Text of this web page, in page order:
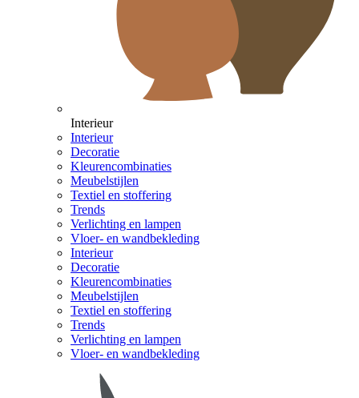
Interieur
Interieur
Decoratie
Kleurencombinaties
Meubelstijlen
Textiel en stoffering
Trends
Verlichting en lampen
Vloer- en wandbekleding
Interieur
Decoratie
Kleurencombinaties
Meubelstijlen
Textiel en stoffering
Trends
Verlichting en lampen
Vloer- en wandbekleding